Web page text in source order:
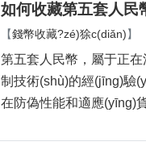
如何收藏第五套人民
【錢幣收藏?zé)狳c(diǎn)】
第五套人民幣，屬于正
制技術(shù)的經(jīng)驗
在防偽性能和適應(yīng)